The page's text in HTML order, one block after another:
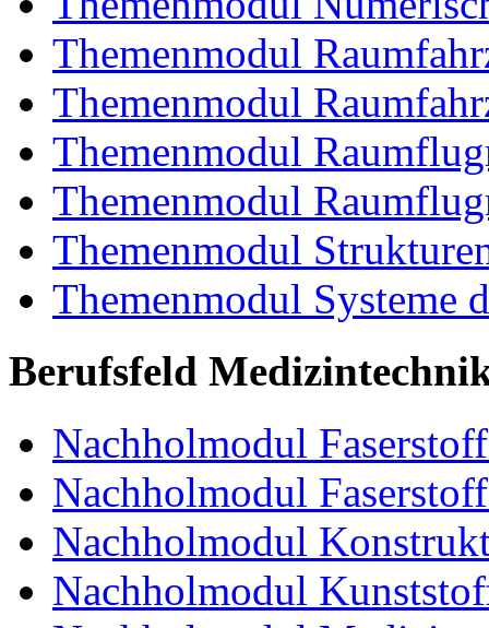
Themenmodul
Themenmodul
Themenmodul
Themenmodul
Themenmodul
Themenmodul Systeme
Berufsfeld
Nachholmodul
Nachholmodul
Nachholmodul
Nachholmodul